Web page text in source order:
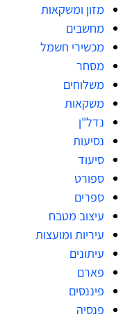
מזון ומשקאות
מחשבים
מכשירי חשמל
מסחר
משלוחים
משקאות
נדל"ן
נסיעות
סיעוד
ספורט
ספרים
עיצוב מטבח
עיריות ומועצות
עיתונים
פארם
פיננסים
פנסיה